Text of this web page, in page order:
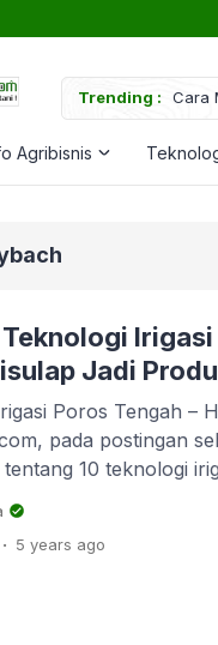
Trending : Cara
Agribisnis
Jadi
Poros Tengah –
pada postingan
10 teknologi
Salah satu
kita bahas adalah
Irrigation (CPI), atau
. 5 years ago